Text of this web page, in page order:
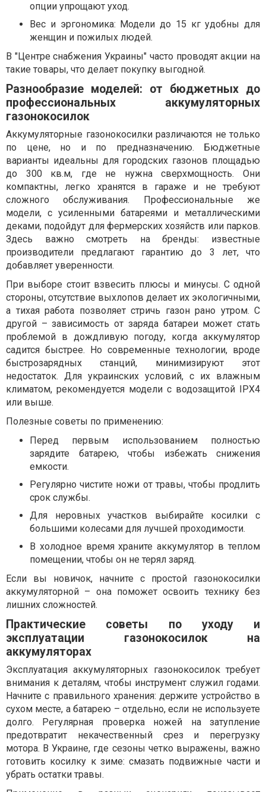
опции упрощают уход.
Вес и эргономика: Модели до 15 кг удобны для
женщин и пожилых людей.
В "Центре снабжения Украины" часто проводят акции на
такие товары, что делает покупку выгодной.
Разнообразие моделей: от бюджетных до
профессиональных аккумуляторных
газонокосилок
Аккумуляторные газонокосилки различаются не только
по цене, но и по предназначению. Бюджетные
варианты идеальны для городских газонов площадью
до 300 кв.м, где не нужна сверхмощность. Они
компактны, легко хранятся в гараже и не требуют
сложного обслуживания. Профессиональные же
модели, с усиленными батареями и металлическими
деками, подойдут для фермерских хозяйств или парков.
Здесь важно смотреть на бренды: известные
производители предлагают гарантию до 3 лет, что
добавляет уверенности.
При выборе стоит взвесить плюсы и минусы. С одной
стороны, отсутствие выхлопов делает их экологичными,
а тихая работа позволяет стричь газон рано утром. С
другой – зависимость от заряда батареи может стать
проблемой в дождливую погоду, когда аккумулятор
садится быстрее. Но современные технологии, вроде
быстрозарядных станций, минимизируют этот
недостаток. Для украинских условий, с их влажным
климатом, рекомендуется модели с водозащитой IPX4
или выше.
Полезные советы по применению:
Перед первым использованием полностью
зарядите батарею, чтобы избежать снижения
емкости.
Регулярно чистите ножи от травы, чтобы продлить
срок службы.
Для неровных участков выбирайте косилки с
большими колесами для лучшей проходимости.
В холодное время храните аккумулятор в теплом
помещении, чтобы он не терял заряд.
Если вы новичок, начните с простой газонокосилки
аккумуляторной – она поможет освоить технику без
лишних сложностей.
Практические советы по уходу и
эксплуатации газонокосилок на
аккумуляторах
Эксплуатация аккумуляторных газонокосилок требует
внимания к деталям, чтобы инструмент служил годами.
Начните с правильного хранения: держите устройство в
сухом месте, а батарею – отдельно, если не используете
долго. Регулярная проверка ножей на затупление
предотвратит некачественный срез и перегрузку
мотора. В Украине, где сезоны четко выражены, важно
готовить косилку к зиме: смазать подвижные части и
убрать остатки травы.